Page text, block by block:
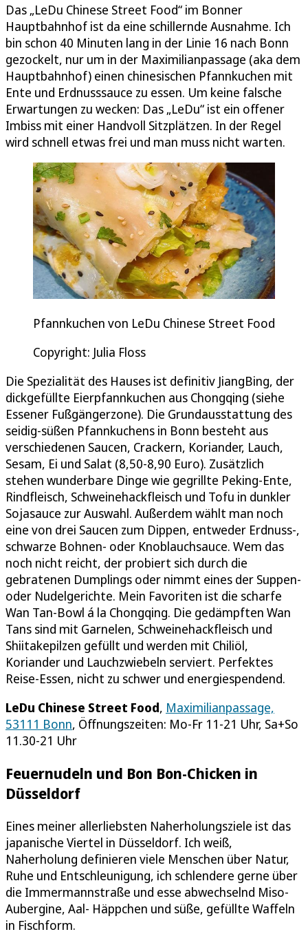
Das „LeDu Chinese Street Food“ im Bonner
Hauptbahnhof ist da eine schillernde Ausnahme. Ich
bin schon 40 Minuten lang in der Linie 16 nach Bonn
gezockelt, nur um in der Maximilianpassage (aka dem
Hauptbahnhof) einen chinesischen Pfannkuchen mit
Ente und Erdnusssauce zu essen. Um keine falsche
Erwartungen zu wecken: Das „LeDu“ ist ein offener
Imbiss mit einer Handvoll Sitzplätzen. In der Regel
wird schnell etwas frei und man muss nicht warten.
Pfannkuchen von LeDu Chinese Street Food
Copyright: Julia Floss
Die Spezialität des Hauses ist definitiv JiangBing, der
dickgefüllte Eierpfannkuchen aus Chongqing (siehe
Essener Fußgängerzone). Die Grundausstattung des
seidig-süßen Pfannkuchens in Bonn besteht aus
verschiedenen Saucen, Crackern, Koriander, Lauch,
Sesam, Ei und Salat (8,50-8,90 Euro). Zusätzlich
stehen wunderbare Dinge wie gegrillte Peking-Ente,
Rindfleisch, Schweinehackfleisch und Tofu in dunkler
Sojasauce zur Auswahl. Außerdem wählt man noch
eine von drei Saucen zum Dippen, entweder Erdnuss-,
schwarze Bohnen- oder Knoblauchsauce. Wem das
noch nicht reicht, der probiert sich durch die
gebratenen Dumplings oder nimmt eines der Suppen-
oder Nudelgerichte. Mein Favoriten ist die scharfe
Wan Tan-Bowl á la Chongqing. Die gedämpften Wan
Tans sind mit Garnelen, Schweinehackfleisch und
Shiitakepilzen gefüllt und werden mit Chiliöl,
Koriander und Lauchzwiebeln serviert. Perfektes
Reise-Essen, nicht zu schwer und energiespendend.
LeDu Chinese Street Food, Maximilianpassage,
53111 Bonn, Öffnungszeiten: Mo-Fr 11-21 Uhr, Sa+So
11.30-21 Uhr
Feuernudeln und Bon Bon-Chicken in
Düsseldorf
Eines meiner allerliebsten Naherholungsziele ist das
japanische Viertel in Düsseldorf. Ich weiß,
Naherholung definieren viele Menschen über Natur,
Ruhe und Entschleunigung, ich schlendere gerne über
die Immermannstraße und esse abwechselnd Miso-
Aubergine, Aal- Häppchen und süße, gefüllte Waffeln
in Fischform.